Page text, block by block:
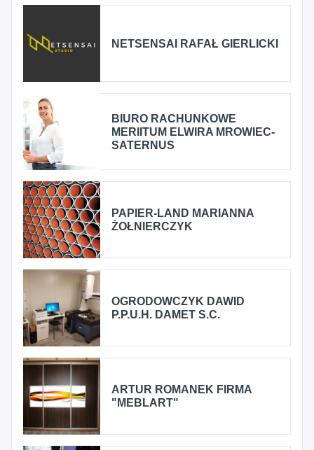
NETSENSAI RAFAŁ GIERLICKI
BIURO RACHUNKOWE
MERIITUM ELWIRA MROWIEC-
SATERNUS
PAPIER-LAND MARIANNA
ŻOŁNIERCZYK
OGRODOWCZYK DAWID
P.P.U.H. DAMET S.C.
ARTUR ROMANEK FIRMA
"MEBLART"